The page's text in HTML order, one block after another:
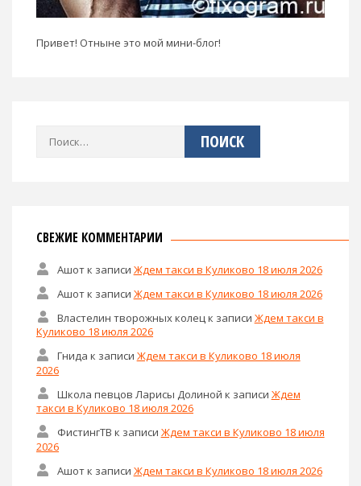
Привет! Отныне это мой мини-блог!
Найти:
СВЕЖИЕ КОММЕНТАРИИ
Ашотк записи Ждем такси в Куликово 18 июля 2026
Ашотк записи Ждем такси в Куликово 18 июля 2026
Властелин творожных колец к записи Ждем такси в
Куликово 18 июля 2026
Гнида к записи Ждем такси в Куликово 18 июля
2026
Школа певцов Ларисы Долиной к записи Ждем
такси в Куликово 18 июля 2026
ФистингТВ к записи Ждем такси в Куликово 18 июля
2026
Ашотк записи Ждем такси в Куликово 18 июля 2026